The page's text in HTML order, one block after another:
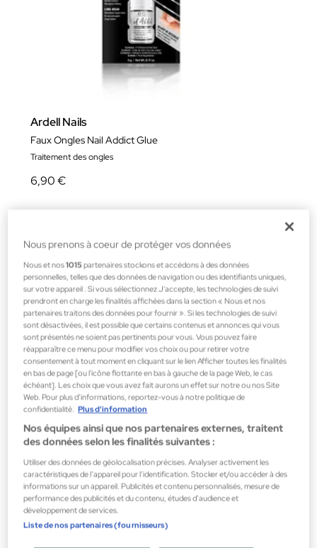
Ardell Nails
Faux Ongles Nail Addict Glue
Traitement des ongles
6,90 €
Ardell Nails
Faux Ongles Nail Addict Naked
Autres accessoires
12,49 €
Nous prenons à coeur de protéger vos données
Nous et nos1015 partenaires stockons et accédons à des données
personnelles, telles que des données de navigation ou des identifiants uniques,
sur votre appareil . Si vous sélectionnez J'accepte, les technologies de suivi
prendront en charge les finalités affichées dans la section « Nous et nos
partenaires traitons des données pour fournir ». Si les technologies de suivi
sont désactivées, il est possible que certains contenus et annonces qui vous
sont présentés ne soient pas pertinents pour vous. Vous pouvez faire
réapparaître ce menu pour modifier vos choix ou pour retirer votre
consentement à tout moment en cliquant sur le lien Afficher toutes les finalités
en bas de page [ou l'icône flottante en bas à gauche de la page Web, le cas
échéant]. Les choix que vous avez fait aurons un effet sur notre ou nos Site
Web. Pour plus d’informations, reportez-vous à notre politique de
confidentialité. Plus d'information
Nos équipes ainsi que nos partenaires externes, traitent
des données selon les finalités suivantes :
Utiliser des données de géolocalisation précises. Analyser activement les
caractéristiques de l’appareil pour l’identification. Stocker et/ou accéder à des
informations sur un appareil. Publicités et contenu personnalisés, mesure de
performance des publicités et du contenu, études d’audience et
développement de services.
Liste de nos partenaires (fournisseurs)